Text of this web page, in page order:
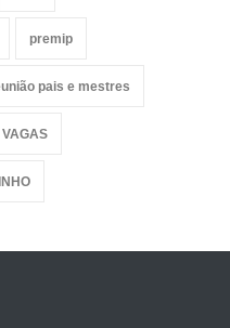
premip
pais e mestres
VAGAS